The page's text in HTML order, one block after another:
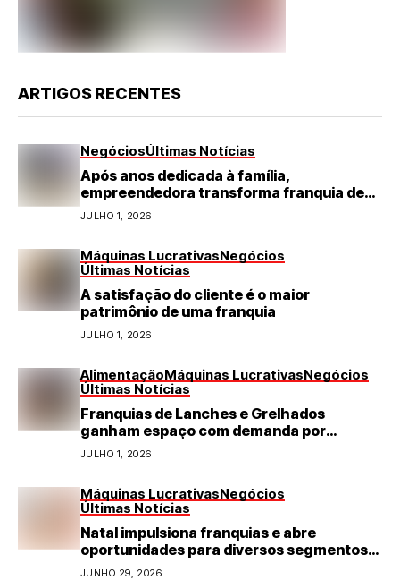
ARTIGOS RECENTES
NegóciosÚltimas Notícias
Após anos dedicada à família,
empreendedora transforma franquia de
turismo em negócio de destaque no RN
JULHO 1, 2026
Máquinas LucrativasNegócios
Últimas Notícias
A satisfação do cliente é o maior
patrimônio de uma franquia
JULHO 1, 2026
AlimentaçãoMáquinas LucrativasNegócios
Últimas Notícias
Franquias de Lanches e Grelhados
ganham espaço com demanda por
refeições rápidas e de qualidade
JULHO 1, 2026
Máquinas LucrativasNegócios
Últimas Notícias
Natal impulsiona franquias e abre
oportunidades para diversos segmentos
do varejo
JUNHO 29, 2026